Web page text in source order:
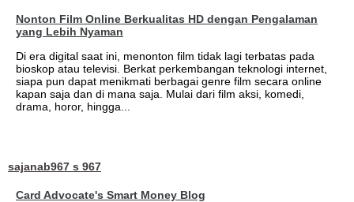
Nonton Film Online Berkualitas HD dengan Pengalaman
yang Lebih Nyaman
Di era digital saat ini, menonton film tidak lagi terbatas pada
bioskop atau televisi. Berkat perkembangan teknologi internet,
siapa pun dapat menikmati berbagai genre film secara online
kapan saja dan di mana saja. Mulai dari film aksi, komedi,
drama, horor, hingga...
sajanab967 s 967
Card Advocate's Smart Money Blog